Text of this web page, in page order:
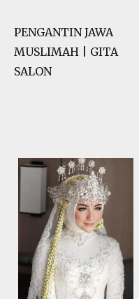
MUSLIMAH | GITA
SALON